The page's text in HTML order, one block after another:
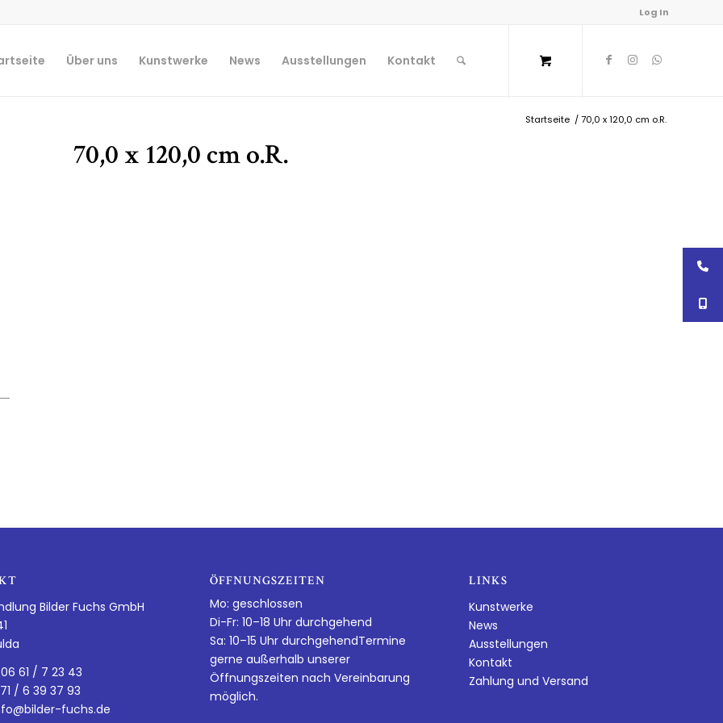
Log In
Über uns Kunstwerke News Ausstellungen Kontakt
Startseite /70,0 x 120,0 cm o.R.
70,0 x 120,0 cm o.R.
Bilder Fuchs GmbH
61 / 7 23 43
/ 6 39 37 93
fuchs.de
ÖFFNUNGSZEITEN
Mo: geschlossen
Di-Fr: 10–18 Uhr durchgehend
Sa: 10–15 Uhr durchgehendTermine
gerne außerhalb unserer
Öffnungszeiten nach Vereinbarung
möglich.
LINKS
Kunstwerke
News
Ausstellungen
Kontakt
Zahlung und Versand